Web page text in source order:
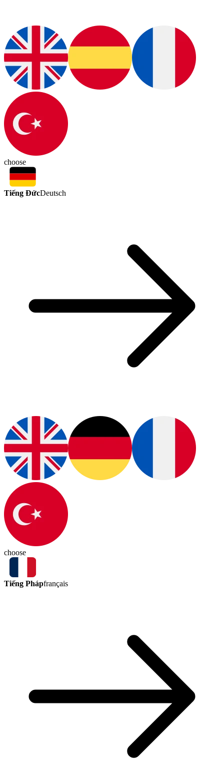
choose
Tiếng ĐứcDeutsch
choose
Tiếng Phápfrançais